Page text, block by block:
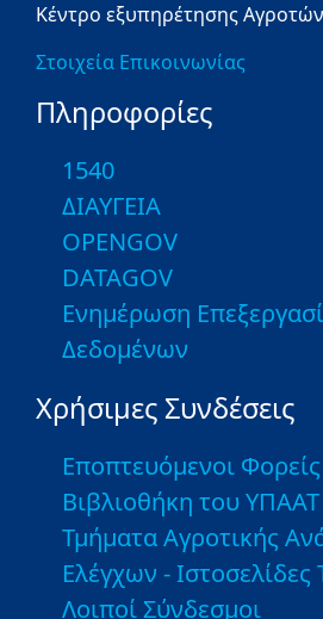
Κέντρο εξυπηρέτησης
Στοιχεία Επικοινωνίας
Πληροφορίες
1540
ΔΙΑΥΓΕΙΑ
OPENGOV
DATAGOV
Ενημέρωση
Δεδομένων
Χρήσιμες Συνδέσεις
Εποπτευόμενοι Φορείς
Βιβλιοθήκη του ΥΠΑΑΤ
Τμήματα Αγροτικής
Ελέγχων - Ιστοσελίδες
Λοιποί Σύνδεσμοι